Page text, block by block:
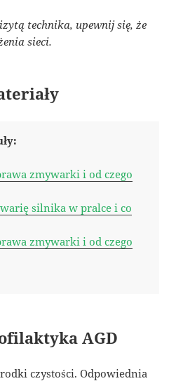
technika, upewnij się, że
sieci.
zmywarki i od czego
silnika w pralce i co
zmywarki i od czego
AGD
czystości. Odpowiednia